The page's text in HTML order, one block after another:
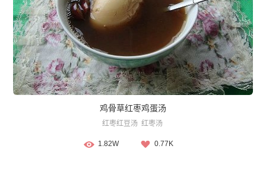
鸡骨草红枣鸡蛋汤
红枣红豆汤 红枣汤
1.82W 0.77K